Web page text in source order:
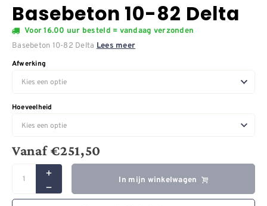
Basebeton 10-82 Delta
Voor 16.00 uur besteld = vandaag verzonden
Basebeton 10-82 Delta Lees meer
Afwerking
Hoeveelheid
Vanaf€251,50
In mijn winkelwagen